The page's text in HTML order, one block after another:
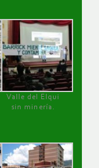
Valle del Elqui
sin minería.